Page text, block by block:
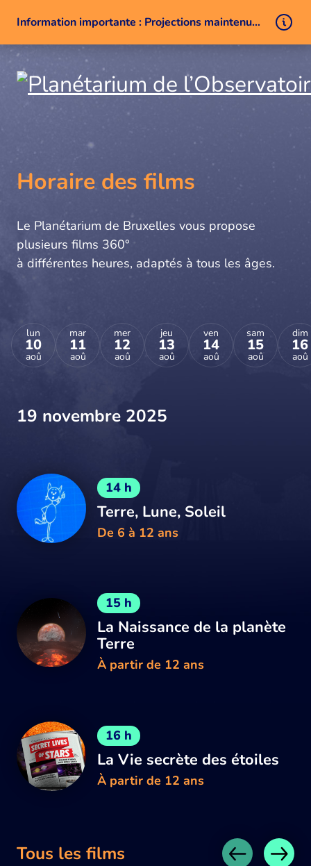
Information importante : Projections maintenues malgré un problème technique
Aller au contenu
Horaire des films
Le Planétarium de Bruxelles vous propose
plusieurs films 360°
à différentes heures, adaptés à tous les âges.
lun
10
aoû
mar
11
aoû
mer
12
aoû
jeu
13
aoû
ven
14
aoû
sam
15
aoû
dim
16
aoû
19 novembre 2025
14 h
Terre, Lune, Soleil
De 6 à 12 ans
15 h
La Naissance de la planète
Terre
À partir de 12 ans
16 h
La Vie secrète des étoiles
À partir de 12 ans
Tous les films